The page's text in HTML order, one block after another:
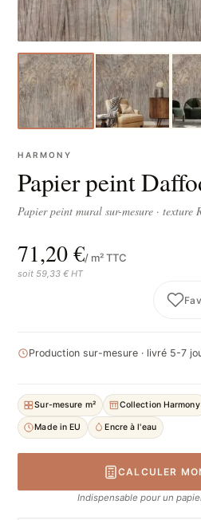
HARMONY
Papier peint
Papier peint mural sur-mesure · texture
71,20 €/ m² TTC
soit 59,33 € HT
Production sur-mesure · livré 5-7
Sur-mesure m² Collection Harmony
Made in EU Encre à l'eau
CALCULER
Indispensable pour un